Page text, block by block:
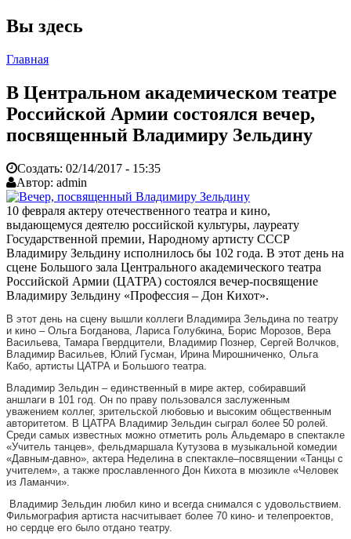
Вы здесь
Главная
В Центральном академическом театре
Российской Армии состоялся вечер,
посвященный Владимиру Зельдину
Создать: 02/14/2017 - 15:35
Автор: admin
10 февраля актеру отечественного театра и кино,
выдающемуся деятелю российской культуры, лауреату
Государственной премии, Народному артисту CCCР
Владимиру Зельдину исполнилось бы 102 года. В этот день на
сцене Большого зала Центрального академического театра
Российской Армии (ЦАТРА) состоялся вечер-посвящение
Владимиру Зельдину «Профессия – Дон Кихот».
В этот день на сцену вышли коллеги Владимира Зельдина по театру
и кино – Ольга Богданова, Лариса Голубкина, Борис Морозов, Вера
Васильева, Тамара Гвердцители, Владимир Познер, Сергей Волчков,
Владимир Васильев, Юлий Гусман, Ирина Мирошниченко, Ольга
Кабо, артисты ЦАТРА и Большого театра.
Владимир Зельдин – единственный в мире актер, собиравший
аншлаги в 101 год. Он по праву пользовался заслуженным
уважением коллег, зрительской любовью и высоким общественным
авторитетом. В ЦАТРА Владимир Зельдин сыграл более 50 ролей.
Среди самых известных можно отметить роль Альдемаро в спектакле
«Учитель танцев», фельдмаршала Кутузова в музыкальной комедии
«Давным-давно», актера Неделина в спектакле–посвящении «Танцы с
учителем», а также прославленного Дон Кихота в мюзикле «Человек
из Ламанчи».
Владимир Зельдин любил кино и всегда снимался с удовольствием.
Фильмография артиста насчитывает более 70 кино- и телепроектов,
но сердце его было отдано театру.